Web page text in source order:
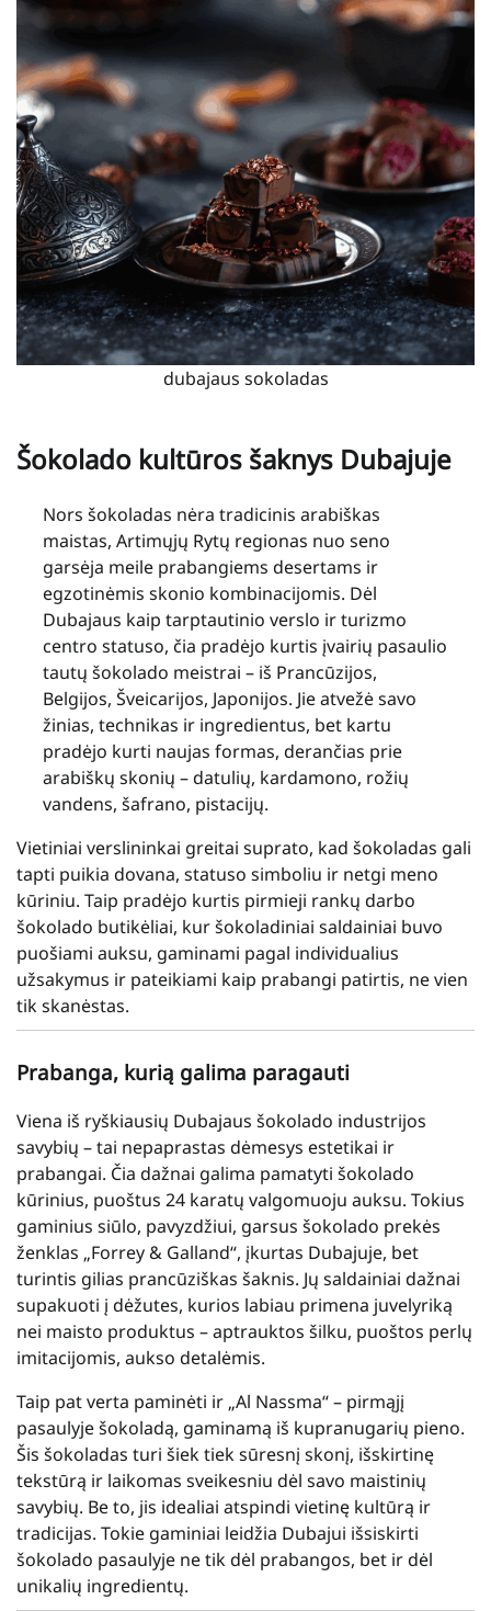
dubajaus sokoladas
Šokolado kultūros šaknys Dubajuje
Nors šokoladas nėra tradicinis arabiškas
maistas, Artimųjų Rytų regionas nuo seno
garsėja meile prabangiems desertams ir
egzotinėmis skonio kombinacijomis. Dėl
Dubajaus kaip tarptautinio verslo ir turizmo
centro statuso, čia pradėjo kurtis įvairių pasaulio
tautų šokolado meistrai – iš Prancūzijos,
Belgijos, Šveicarijos, Japonijos. Jie atvežė savo
žinias, technikas ir ingredientus, bet kartu
pradėjo kurti naujas formas, derančias prie
arabiškų skonių – datulių, kardamono, rožių
vandens, šafrano, pistacijų.
Vietiniai verslininkai greitai suprato, kad šokoladas gali
tapti puikia dovana, statuso simboliu ir netgi meno
kūriniu. Taip pradėjo kurtis pirmieji rankų darbo
šokolado butikėliai, kur šokoladiniai saldainiai buvo
puošiami auksu, gaminami pagal individualius
užsakymus ir pateikiami kaip prabangi patirtis, ne vien
tik skanėstas.
Prabanga, kurią galima paragauti
Viena iš ryškiausių Dubajaus šokolado industrijos
savybių – tai nepaprastas dėmesys estetikai ir
prabangai. Čia dažnai galima pamatyti šokolado
kūrinius, puoštus 24 karatų valgomuoju auksu. Tokius
gaminius siūlo, pavyzdžiui, garsus šokolado prekės
ženklas „Forrey & Galland“, įkurtas Dubajuje, bet
turintis gilias prancūziškas šaknis. Jų saldainiai dažnai
supakuoti į dėžutes, kurios labiau primena juvelyriką
nei maisto produktus – aptrauktos šilku, puoštos perlų
imitacijomis, aukso detalėmis.
Taip pat verta paminėti ir „Al Nassma“ – pirmąjį
pasaulyje šokoladą, gaminamą iš kupranugarių pieno.
Šis šokoladas turi šiek tiek sūresnį skonį, išskirtinę
tekstūrą ir laikomas sveikesniu dėl savo maistinių
savybių. Be to, jis idealiai atspindi vietinę kultūrą ir
tradicijas. Tokie gaminiai leidžia Dubajui išsiskirti
šokolado pasaulyje ne tik dėl prabangos, bet ir dėl
unikalių ingredientų.